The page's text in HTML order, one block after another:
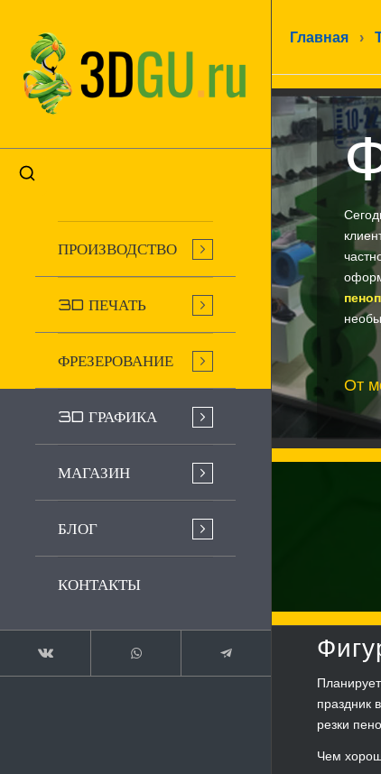
ПРОИЗВОДСТВО
3D ПЕЧАТЬ
ФРЕЗЕРОВАНИЕ
3D ГРАФИКА
МАГАЗИН
БЛОГ
КОНТАКТЫ
Главная ›
От
праздник
резки
Чем